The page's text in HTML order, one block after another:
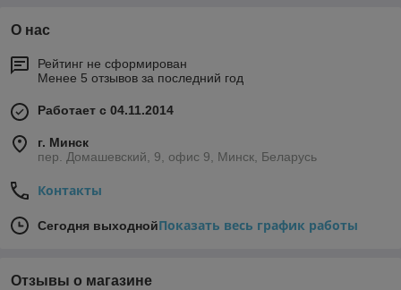
О нас
Рейтинг не сформирован
Менее 5 отзывов за последний год
Работает с 04.11.2014
г. Минск
пер. Домашевский, 9, офис 9, Минск, Беларусь
Контакты
Сегодня выходнойПоказать весь график работы
Отзывы о магазине